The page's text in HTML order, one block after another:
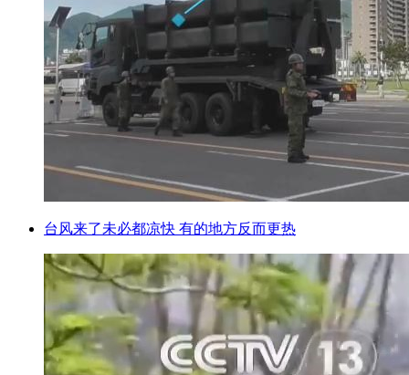
台风来了未必都凉快 有的地方反而更热